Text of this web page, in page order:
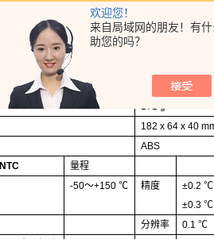
欢迎您！
来自局域网的朋友！有
助您的吗？
testo 110
块状电池
171 g
182 x 64 x 40
ABS
NTC
量程
-50～+150℃ 精度 ±0.2℃
±0.3℃
分辨率
0.1℃